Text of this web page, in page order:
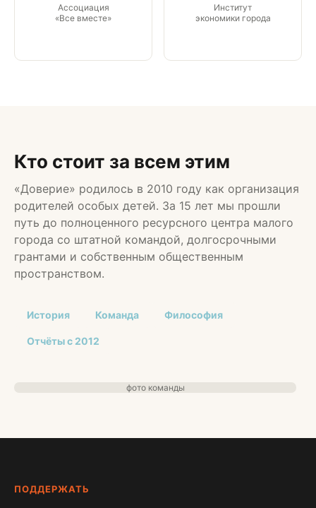
Ассоциация
«Все вместе»
Институт
экономики города
Кто стоит за всем этим
«Доверие» родилось в 2010 году как организация
родителей особых детей. За 15 лет мы прошли
путь до полноценного ресурсного центра малого
города со штатной командой, долгосрочными
грантами и собственным общественным
пространством.
История Команда Философия
Отчёты с 2012
фото команды
ПОДДЕРЖАТЬ